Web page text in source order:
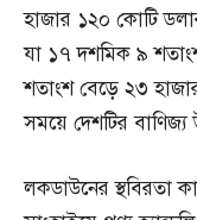
হাজার ১২০ কোটি
যা ১৭ দশমিক ৯
শতাংশ বেড়ে ২৩
সময়ে দেশটির বাণিজ্য
লকডাউনের স্থবিরতা